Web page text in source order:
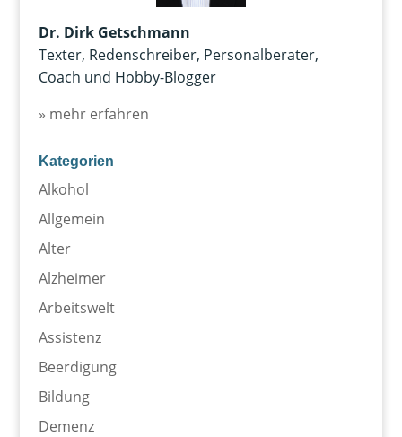
Dr. Dirk Getschmann
Texter, Redenschreiber, Personalberater,
Coach und Hobby-Blogger
» mehr erfahren
Kategorien
Alkohol
Allgemein
Alter
Alzheimer
Arbeitswelt
Assistenz
Beerdigung
Bildung
Demenz